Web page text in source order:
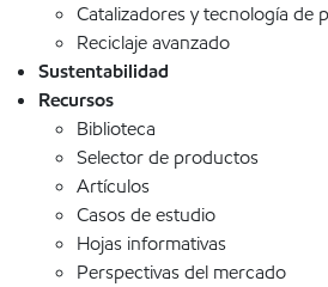
Catalizadores y tecnología de
Reciclaje avanzado
Sustentabilidad
Recursos
Biblioteca
Selector de productos
Artículos
Casos de estudio
Hojas informativas
Perspectivas del mercado